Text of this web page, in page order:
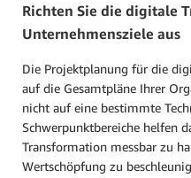
Richten Sie die digitale
Unternehmensziele aus
Die Projektplanung für die
auf die Gesamtpläne Ihrer
nicht auf eine bestimmte
Schwerpunktbereiche helfen
Transformation messbar zu
Wertschöpfung zu